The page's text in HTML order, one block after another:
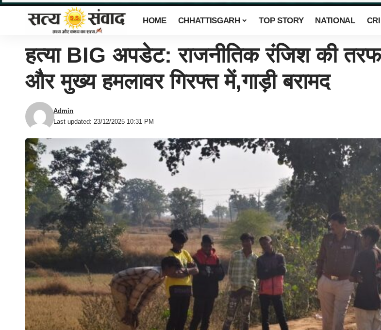
HOME CHHATTISGARH TOP STORY NATIONAL
हत्या BIG अपडेट: राजनीतिक रंजिश की तरफ
और मुख्य हमलावर गिरफ्त में,गाड़ी बरामद
Last updated: 23/12/2025 10:31 PM
Admin